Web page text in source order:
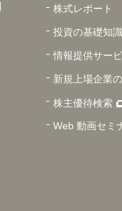
株式レポート
投資の基礎知識
情報提供サー
新規上場企業
株主優待検索
Web 動画セミ